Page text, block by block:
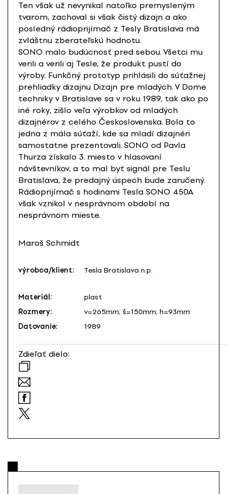
Ten však už nevynikal natoľko premysleným
tvarom, zachoval si však čistý dizajn a ako
posledný rádioprijímač z Tesly Bratislava má
zvláštnu zberateľskú hodnotu.
SONO malo budúcnosť pred sebou. Všetci mu
verili a verili aj Tesle, že produkt pustí do
výroby. Funkčný prototyp prihlásili do súťažnej
prehliadky dizajnu Dizajn pre mladých. V Dome
techniky v Bratislave sa v roku 1989, tak ako po
iné roky, zišlo veľa výrobkov od mladých
dizajnérov z celého Československa. Bola to
jedna z mála súťaží, kde sa mladí dizajnéri
samostatne prezentovali. SONO od Pavla
Thurza získalo 3. miesto v hlasovaní
návštevníkov, a to mal byť signál pre Teslu
Bratislava, že predajný úspech bude zaručený.
Rádioprijímač s hodinami Tesla SONO 450A
však vznikol v nesprávnom období na
nesprávnom mieste.
Maroš Schmidt
výrobca/klient: Tesla Bratislava n.p.
Materiál:
plast
Rozmery:
v=265mm; š=150mm; h=93mm
Datovanie:
1989
Zdieľať dielo: